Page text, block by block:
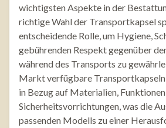
wichtigsten Aspekte in der
richtige Wahl der Transportkapsel
entscheidende Rolle, um Hygiene,
gebührenden Respekt gegenüber
während des Transports zu
Markt verfügbare Transportkapseln
in Bezug auf Materialien,
Sicherheitsvorrichtungen, was die
passenden Modells zu einer